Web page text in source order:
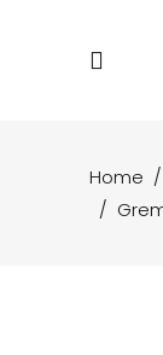
Home /
/